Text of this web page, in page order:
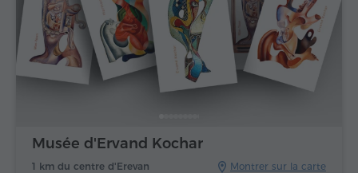
Montrer sur la carte
1 km du centre d'Erevan
Musée d'Ervand Kochar